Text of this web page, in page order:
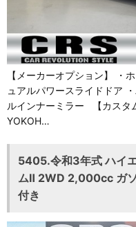
【メーカーオプション】 ・
ュアルパワースライドドア
ルインナーミラー 【カス
YOKOH…
5405.令和3年式 ハイ
ムⅡ 2WD 2,000cc ガ
付き